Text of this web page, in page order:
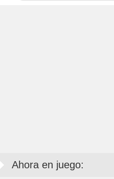
Ahora en juego: